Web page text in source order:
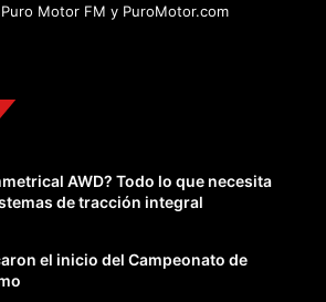
Motor FM y PuroMotor.com
AWD? Todo lo que necesita
de tracción integral
el inicio del Campeonato de